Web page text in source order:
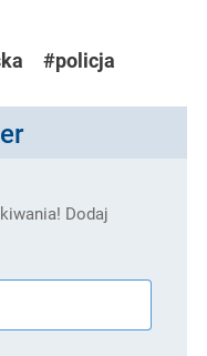
#policja
Dodaj